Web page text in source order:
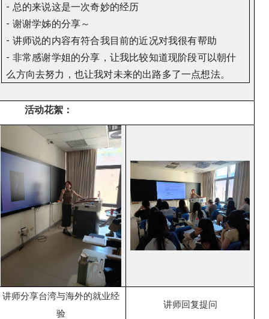
- 总的来说这是一次奇妙的经历
- 谢谢学姊的分享～
- 讲师说的内容有符合我目前的近况对我很有帮助
- 非常感谢学姐的分享，让我比较知道现阶段可以朝什
么方向去努力，也让我对未来的出路多了一点想法。
活动花絮：
讲师分享台湾与海外的就业经
验
讲师回复提问